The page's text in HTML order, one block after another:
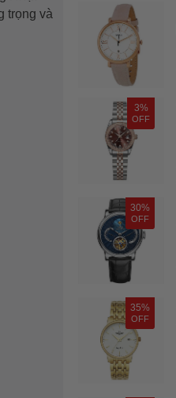
trọng và
3%
OFF
30%
OFF
35%
OFF